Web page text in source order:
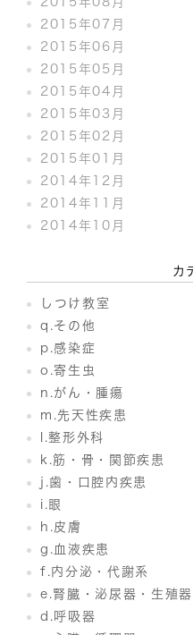
2015年07月
2015年06月
2015年05月
2015年04月
2015年03月
2015年02月
2015年01月
2014年12月
2014年11月
2014年10月
カ
しつけ教室
q.その他
p.感染症
o.寄生虫
n.がん・腫瘍
m.先天性疾患
l.整形外科
k.筋・骨・関節疾患
j.歯・口腔内疾患
i.眼
h.皮膚
g.血液疾患
f.内分泌・代謝系
e.腎臓・泌尿器・生殖器
d.呼吸器